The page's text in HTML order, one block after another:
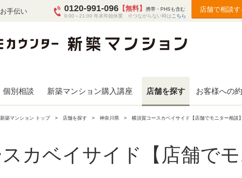
手伝い 0120-991-096 【無料】
携帯・PHSも含む
9:00～21:00 年末年始休業 ※つながらない時は こちら
店舗で相談す
個別相談 新築マンション購入講座 店舗を探す お客様への
新築マンション トップ 店舗を探す 神奈川県 横須賀コースカベイサイド【店舗でモニター相談
カベイサイド【店舗で